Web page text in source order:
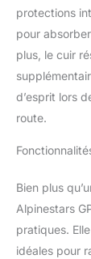
protections
pour
plus, le cuir
d’esprit lors
route.
Bien plus
Alpinestars
pratiques.
idéales pour